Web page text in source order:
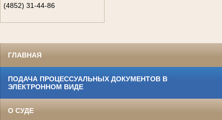
(4852) 31-44-86
ГЛАВНАЯ
ПОДАЧА ПРОЦЕССУАЛЬНЫХ ДОКУМЕНТОВ В
ЭЛЕКТРОННОМ ВИДЕ
О СУДЕ